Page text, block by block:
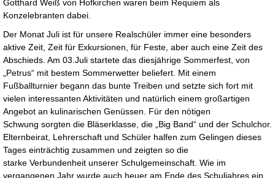
Gotthard Weiß von Hofkirchen waren beim Requiem als
Konzelebranten dabei.
Der Monat Juli ist für unsere Realschüler immer eine besonders
aktive Zeit, Zeit für Exkursionen, für Feste, aber auch eine Zeit des
Abschieds. Am 03.Juli startete das diesjährige Sommerfest, von
„Petrus“ mit bestem Sommerwetter beliefert. Mit einem
Fußballturnier begann das bunte Treiben und setzte sich fort mit
vielen interessanten Aktivitäten und natürlich einem großartigen
Angebot an kulinarischen Genüssen. Für den nötigen
Schwung sorgten die Bläserklasse, die „Big Band“ und der Schulchor.
Elternbeirat, Lehrerschaft und Schüler halfen zum Gelingen dieses
Tages einträchtig zusammen und zeigten so die
starke Verbundenheit unserer Schulgemeinschaft. Wie im
vergangenen Jahr wurde auch heuer am Ende des Schuljahres ein